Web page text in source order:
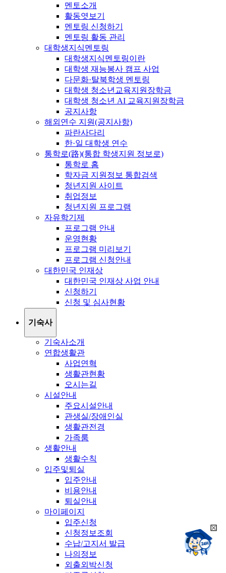
멘토소개
활동엿보기
멘토링 신청하기
멘토링 활동 관리
대학생지식멘토링
대학생지식멘토링이란
대학생 재능봉사 캠프 사업
다문화·탈북학생 멘토링
대학생 청소년교육지원장학금
대학생 청소년 AI 교육지원장학금
공지사항
해외연수 지원(공지사항)
파란사다리
한·일 대학생 연수
통학로(路)(통합 학생지원 정보로)
통학로 홈
학자금 지원정보 통합검색
청년지원 사이트
취업정보
청년지원 프로그램
자유학기제
프로그램 안내
운영현황
프로그램 미리보기
프로그램 신청안내
대한민국 인재상
대한민국 인재상 사업 안내
신청하기
신청 및 심사현황
기숙사
기숙사소개
연합생활관
사업연혁
생활관현황
오시는길
시설안내
주요시설안내
관생실/장애인실
생활관전경
가족룸
생활안내
생활수칙
입주및퇴실
입주안내
비용안내
퇴실안내
마이페이지
입주신청
신청정보조회
수납/고지서 발급
나의정보
외출외박신청
챗봇상담:
24시
채팅상담:
9시~18시
희